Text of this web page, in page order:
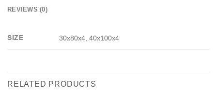
REVIEWS (0)
SIZE 30x80x4, 40x100x4
RELATED PRODUCTS